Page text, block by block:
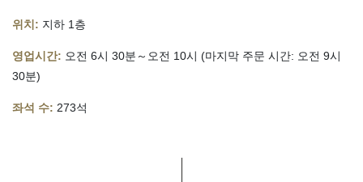
위치: 지하 1층
영업시간: 오전 6시 30분～오전 10시 (마지막 주문 시간: 오전 9시
30분)
좌석 수: 273석